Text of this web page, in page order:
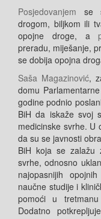
Posjedovanjem se
drogom, biljkom ili
opojne droge, a
preradu, miješanje,
se dobija opojna
Saša Magazinović,
domu
godine podnio
BiH da iskaže svoj
medicinske svrhe. U
da su se javnosti
BiH koja se zalažu
svrhe, odnosno
najopasnijih
naučne studije i
pomoći u
Dodatno